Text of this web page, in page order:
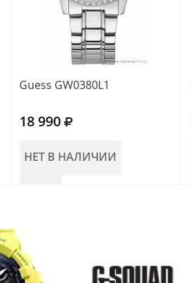
Guess GW0380L1
18 990
НЕТ В НАЛИЧИИ